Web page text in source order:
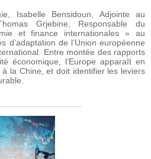
Isabelle Bensidoun, Adjointe au
Grjebine, Responsable du
et finance internationales » au
d’adaptation de l’Union européenne
Entre montée des rapports
économique, l’Europe apparaît en
la Chine, et doit identifier les leviers